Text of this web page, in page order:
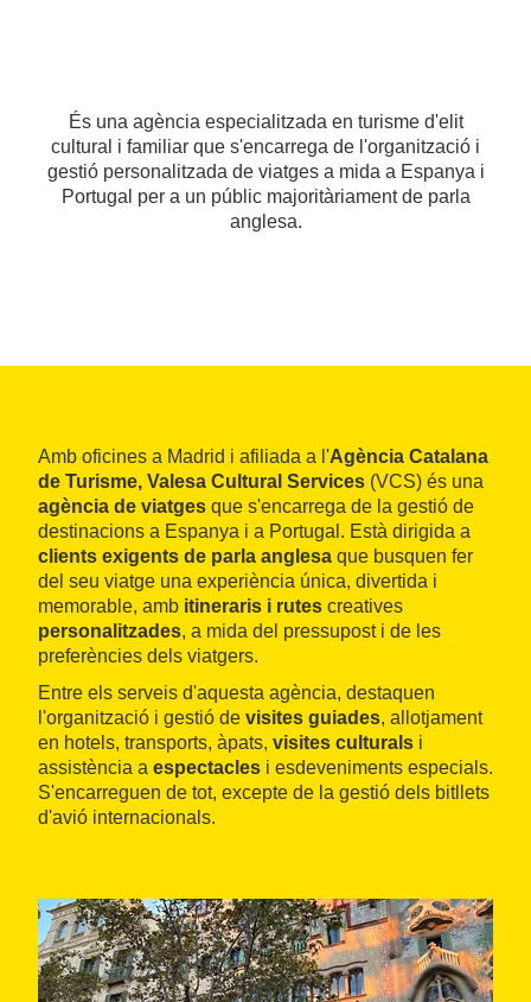
És una agència especialitzada en turisme d'elit
cultural i familiar que s'encarrega de l'organització i
gestió personalitzada de viatges a mida a Espanya i
Portugal per a un públic majoritàriament de parla
anglesa.
Amb oficines a Madrid i afiliada a l'Agència Catalana
de Turisme, Valesa Cultural Services (VCS) és una
agència de viatges que s'encarrega de la gestió de
destinacions a Espanya i a Portugal. Està dirigida a
clients exigents de parla anglesa que busquen fer
del seu viatge una experiència única, divertida i
memorable, amb itineraris i rutes creatives
personalitzades, a mida del pressupost i de les
preferències dels viatgers.
Entre els serveis d'aquesta agència, destaquen
l'organització i gestió de visites guiades, allotjament
en hotels, transports, àpats, visites culturals i
assistència a espectacles i esdeveniments especials.
S'encarreguen de tot, excepte de la gestió dels bitllets
d'avió internacionals.